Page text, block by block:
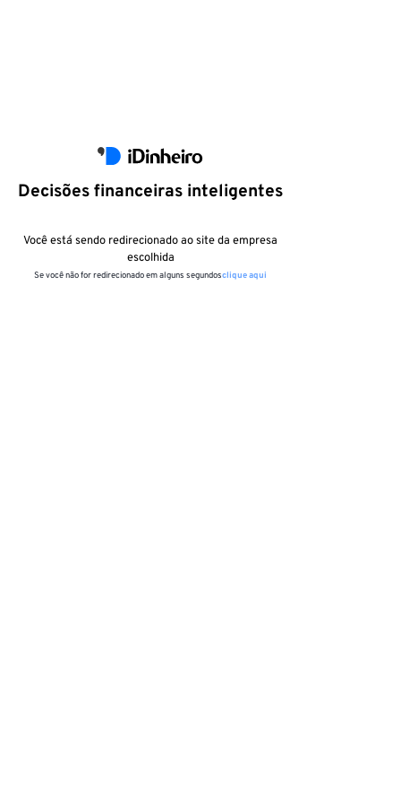
Decisões financeiras inteligentes
Você está sendo redirecionado ao site da empresa
escolhida
Se você não for redirecionado em alguns segundosclique aqui